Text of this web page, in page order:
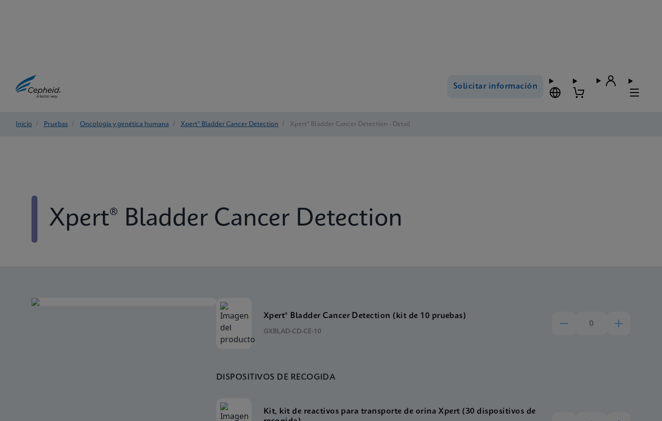
Solicitar información
Inicio / Pruebas / Oncología y genética humana / Xpert® Bladder Cancer Detection / Xpert® Bladder Cancer Detection - Detail
Xpert® Bladder Cancer Detection
Xpert® Bladder Cancer Detection (kit de 10 pruebas)
GXBLAD-CD-CE-10
DISPOSITIVOS DE RECOGIDA
Kit, kit de reactivos para transporte de orina Xpert (30 dispositivos de